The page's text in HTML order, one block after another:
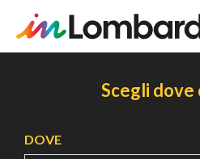
Scegli dove
DOVE